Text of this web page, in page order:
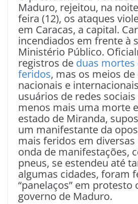
Maduro, rejeitou, na
feira (12), os ataques
em Caracas, a capital.
incendiados em frente à
Ministério Público.
registros de duas mortes
feridos, mas os meios
nacionais e
usuários de redes
menos mais uma morte
estado de Miranda,
um manifestante da
mais feridos em diversas
onda de manifestações,
pneus, se estendeu até
algumas cidades, foram
“panelaços” em protesto
governo de Maduro.